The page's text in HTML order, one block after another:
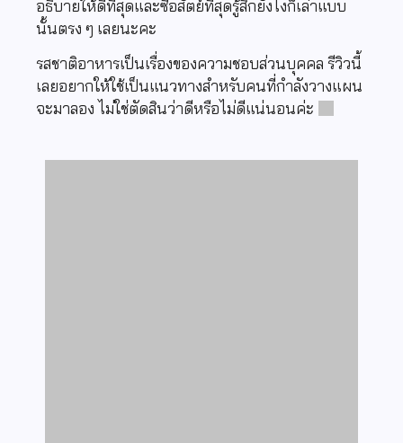
อธิบายให้ดีที่สุดและซื่อสัตย์ที่สุดรู้สึกยังไงก็เล่าแบบ
นั้นตรง ๆ เลยนะคะ
รสชาติอาหารเป็นเรื่องของความชอบส่วนบุคคล รีวิวนี้
เลยอยากให้ใช้เป็นแนวทางสำหรับคนที่กำลังวางแผน
จะมาลอง ไม่ใช่ตัดสินว่าดีหรือไม่ดีแน่นอนค่ะ